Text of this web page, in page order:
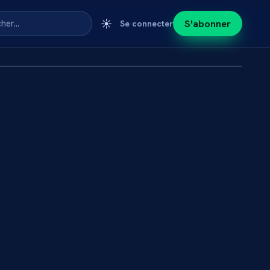
☀️ Se connecter S'abonner